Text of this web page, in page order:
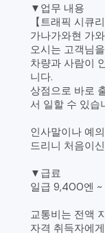
▼업무 내용
【트래픽 시큐
가나가와현 가
오시는 고객님
차량과 사람이
니다.
상점으로 바로
서 일할 수 있습
인사말이나 예
드리니 처음이
▼급료
일급 9,400엔 ~
교통비는 전액
자격 취득자에